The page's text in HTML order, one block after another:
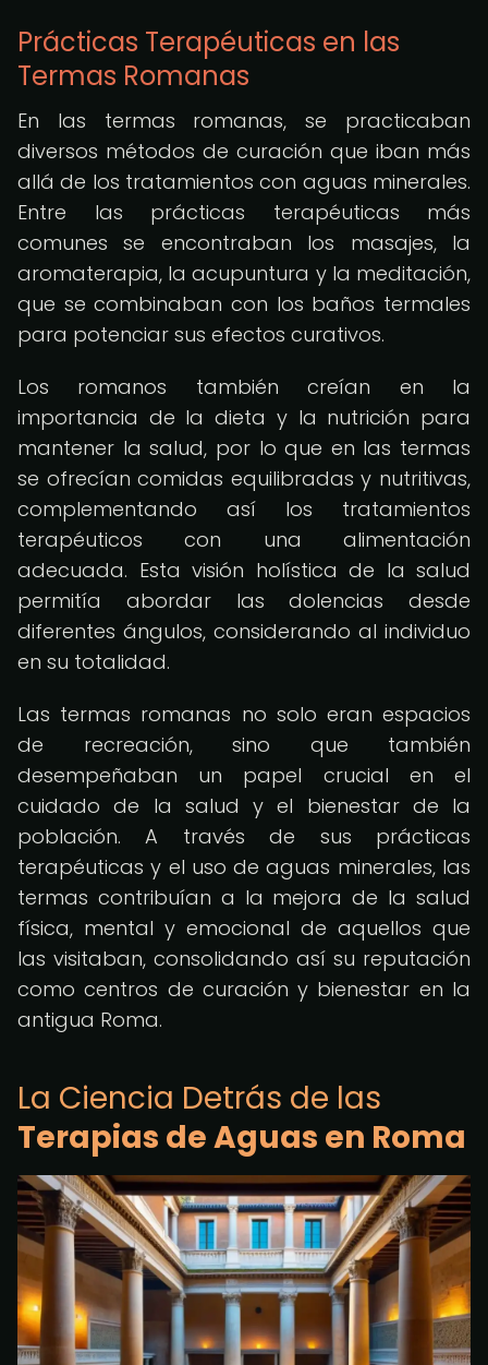
Prácticas Terapéuticas en las
Termas Romanas
En las termas romanas, se practicaban
diversos métodos de curación que iban más
allá de los tratamientos con aguas minerales.
Entre las prácticas terapéuticas más
comunes se encontraban los masajes, la
aromaterapia, la acupuntura y la meditación,
que se combinaban con los baños termales
para potenciar sus efectos curativos.
Los romanos también creían en la
importancia de la dieta y la nutrición para
mantener la salud, por lo que en las termas
se ofrecían comidas equilibradas y nutritivas,
complementando así los tratamientos
terapéuticos con una alimentación
adecuada. Esta visión holística de la salud
permitía abordar las dolencias desde
diferentes ángulos, considerando al individuo
en su totalidad.
Las termas romanas no solo eran espacios
de recreación, sino que también
desempeñaban un papel crucial en el
cuidado de la salud y el bienestar de la
población. A través de sus prácticas
terapéuticas y el uso de aguas minerales, las
termas contribuían a la mejora de la salud
física, mental y emocional de aquellos que
las visitaban, consolidando así su reputación
como centros de curación y bienestar en la
antigua Roma.
La Ciencia Detrás de las
Terapias de Aguas en Roma